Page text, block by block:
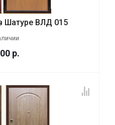
Шатуре ВЛД 015
р.